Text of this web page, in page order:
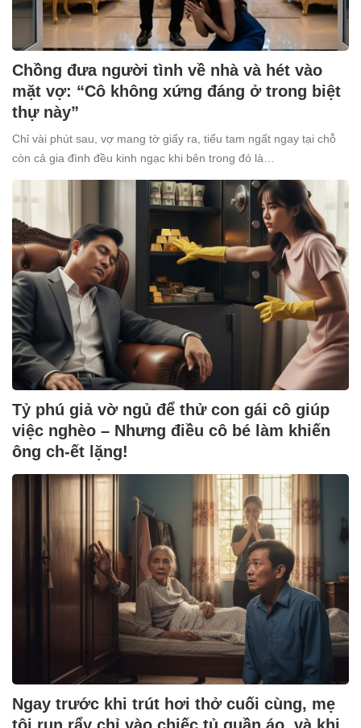
Chồng đưa người tình về nhà và hét vào
mặt vợ: “Cô không xứng đáng ở trong biệt
thự này”
Chỉ vài phút sau, vợ mang tờ giấy ra, tiểu tam ngất ngay tại chỗ
còn cả gia đình đều kinh ngạc khi bên trong đó là…
Tỷ phú giả vờ ngủ để thử con gái cô giúp
việc nghèo – Nhưng điều cô bé làm khiến
ông ch-ết lặng!
Ngay trước khi trút hơi thở cuối cùng, mẹ